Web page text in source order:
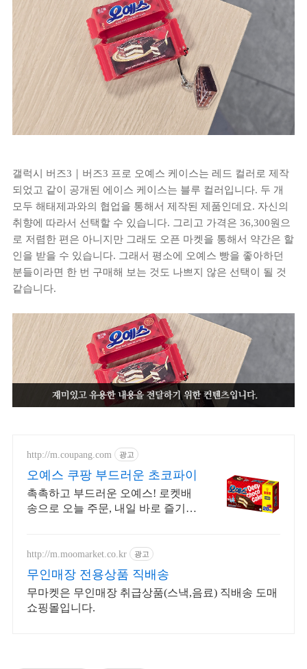
갤럭시 버즈3｜버즈3 프로 오예스 케이스는 레드 컬러로 제작
되었고 같이 공개된 에이스 케이스는 블루 컬러입니다. 두 개
모두 해태제과와의 협업을 통해서 제작된 제품인데요. 자신의
취향에 따라서 선택할 수 있습니다. 그리고 가격은 36,300원으
로 저렴한 편은 아니지만 그래도 오픈 마켓을 통해서 약간은 할
인을 받을 수 있습니다. 그래서 평소에 오예스 빵을 좋아하던
분들이라면 한 번 구매해 보는 것도 나쁘지 않은 선택이 될 것
같습니다.
http://m.coupang.com 광고
오예스 쿠팡 부드러운 초코파이
촉촉하고 부드러운 오예스! 로켓배
송으로 오늘 주문, 내일 바로 즐기세
http://m.moomarket.co.kr 광고
무인매장 전용상품 직배송
무마켓은 무인매장 취급상품(스낵,음료) 직배송 도매
쇼핑몰입니다.